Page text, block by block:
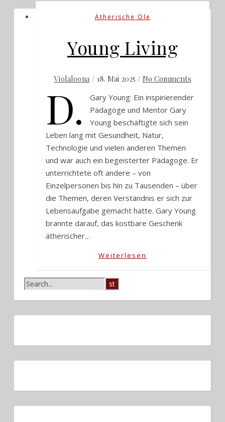
Ätherische Öle
Young Living
Violaloona / 18. Mai 2025 / No Comments
D.
Gary Young: Ein inspirierender
Pädagoge und Mentor Gary
Young beschäftigte sich sein
Leben lang mit Gesundheit, Natur,
Technologie und vielen anderen Themen
und war auch ein begeisterter Pädagoge. Er
unterrichtete oft andere – von
Einzelpersonen bis hin zu Tausenden – über
die Themen, deren Verständnis er sich zur
Lebensaufgabe gemacht hatte. Gary Young
brannte darauf, das kostbare Geschenk
ätherischer…
Weiterlesen